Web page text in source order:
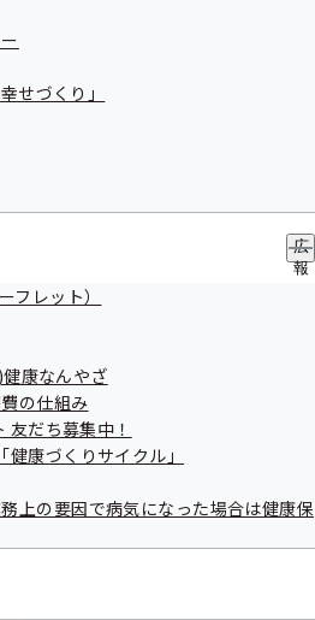
せづくり」
広
報
フレット）
康なんやざ
の仕組み
だち募集中！
康づくりサイクル」
上の要因で病気になった場合は健康保
日
日
日
協定内容等
日
日
21日 協定内容等
協定内容等
協定内容等